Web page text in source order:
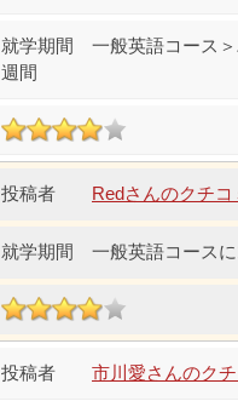
一般英語コース
週間
Redさんのクチコ
一般英語コース
市川愛さんのク